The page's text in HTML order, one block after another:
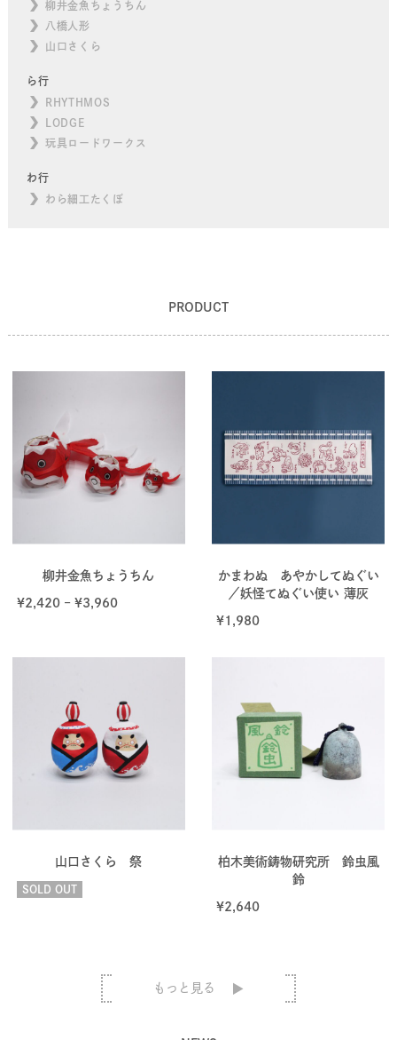
柳井金魚ちょうちん
八橋人形
山口さくら
ら行
RHYTHMOS
LODGE
玩具ロードワークス
わ行
わら細工たくぼ
PRODUCT
柳井金魚ちょうちん
¥2,420– ¥3,960
かまわぬ あやかしてぬぐい
／妖怪てぬぐい使い 薄灰
¥1,980
山口さくら 祭
SOLD OUT
柏木美術鋳物研究所 鈴虫風
鈴
¥2,640
もっと見る